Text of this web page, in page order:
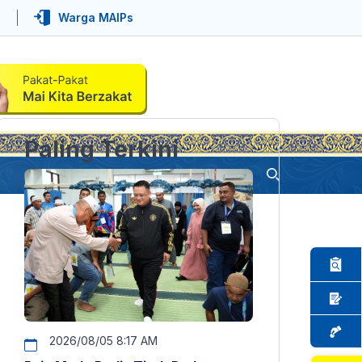
Warga MAIPs
Paling Terkini
2026/08/05 8:17 AM